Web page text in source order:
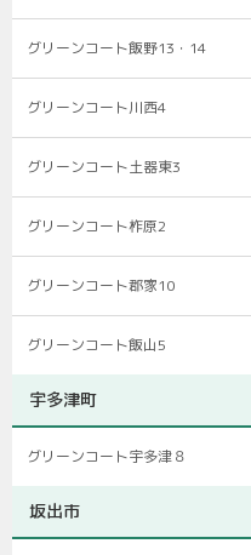
グリーンコート飯野13・14
グリーンコート川西4
グリーンコート土器東3
グリーンコート柞原2
グリーンコート郡家10
グリーンコート飯山5
宇多津町
グリーンコート宇多津８
坂出市